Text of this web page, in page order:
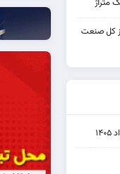
کل صنعت